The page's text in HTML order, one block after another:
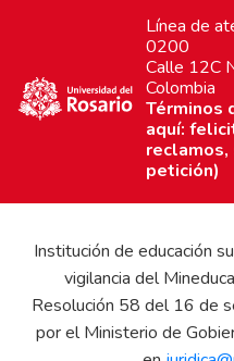
Línea de
0200
Calle 12C
Colombia
Términos
aquí:
reclamos,
petición)
Institución de educación
vigilancia del
Resolución 58 del 16 de
por el Ministerio de